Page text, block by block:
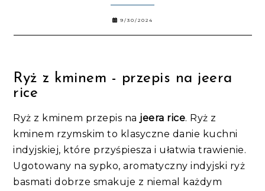
9/30/2024
Ryż z kminem - przepis na jeera
rice
Ryż z kminem przepis na jeera rice. Ryż z
kminem rzymskim to klasyczne danie kuchni
indyjskiej, które przyśpiesza i ułatwia trawienie.
Ugotowany na sypko, aromatyczny indyjski ryż
basmati dobrze smakuje z niemal każdym